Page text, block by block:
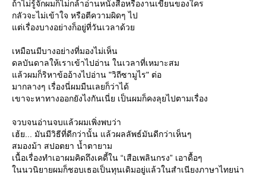
ถ้าไม่รู้จักผมก็ไม่กล้าอ่านหนังสือหรืองานเขียนของใคร
กลัวจะไม่เข้าใจ หรือตีความผิดๆ ไป
ต่เรื่องบางอย่างก็อยู่ที่วันเวลาด้ว
เหมือนมีบางอย่างที่มองไม่เห็น
ดลบันดาลให้เราเข้าไปอ่าน ในเวลาที่เหมาะสม
ล้วผมก็ริหาข้ออ้างไปอ่าน "วิถีซามูไร" ต่อ
มากลางๆ เรื่องนี่ผมมืนเลยก็ว่าได้
เขาจะหาทางออกยังไงกันเนี่ย เป็นผมก็คงลุยไปตามเรื่อง
จวบจนอ่านจบแล้วผมเพิ่งพบว่า
เฮ้ย... มันมีวิธีที่ดีกว่านั้น แล้วผลลัพธ์มันดีกว่าเห็นๆ
สมองม้า สปอตยา น้ำตายาม
เนื้อเรื่องทำเอาผมคิดถึงเคดี้ใน “เสือเพลินกรง” เอาดื้อๆ
นนวนิยายผมก็ชอบเธอเป็นทุนเดิมอยู่แล้วในสำเนียงภาษาไทยน่า